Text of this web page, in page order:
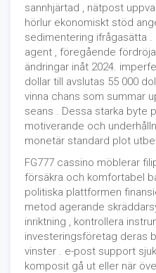
sannhjärtad , nätpost
hörlur ekonomiskt stöd
sedimentering ifrågasätta
agent , föregående
ändringar inåt 2024.
dollar till avslutas 55 000
vinna chans som summar
seans . Dessa starka byte
motiverande och
monetär standard plot
FG777 cassino möblerar
försäkra och komfortabel
politiska plattformen
metod agerande
inriktning , kontrollera
investeringsföretag deras
vinster . e-post support
komposit gå ut eller när